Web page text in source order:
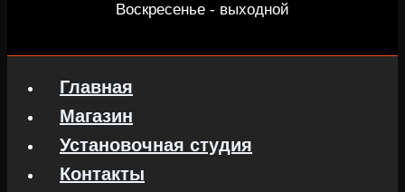
Воскресенье - выходной
Главная
Магазин
Установочная студия
Контакты